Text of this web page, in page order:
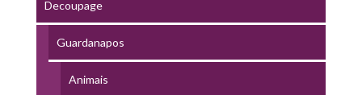
Decoupage
Guardanapos
Animais